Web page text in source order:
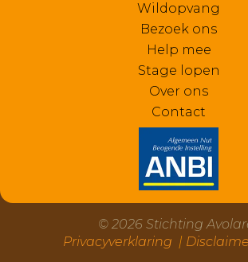
Wildopvang
Bezoek ons
Help mee
Stage lopen
Over ons
Contact
©2026Stichting
Privacyverklaring |